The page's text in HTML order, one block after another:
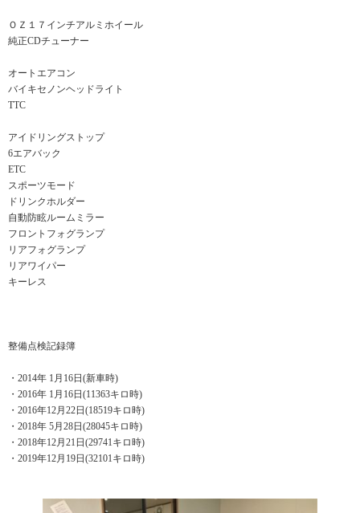
ＯＺ１７インチアルミホイール
純正CDチューナー
オートエアコン
バイキセノンヘッドライト
TTC
アイドリングストップ
6エアバック
ETC
スポーツモード
ドリンクホルダー
自動防眩ルームミラー
フロントフォグランプ
リアフォグランプ
リアワイパー
キーレス
整備点検記録簿
・2014年 1月16日(新車時)
・2016年 1月16日(11363キロ時)
・2016年12月22日(18519キロ時)
・2018年 5月28日(28045キロ時)
・2018年12月21日(29741キロ時)
・2019年12月19日(32101キロ時)